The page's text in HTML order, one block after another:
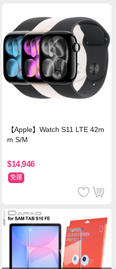
【Apple】Watch S11 LTE 42m
m S/M
$14,946
免運